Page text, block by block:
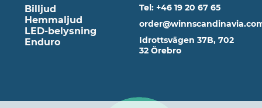
Billjud
Hemmaljud
LED-belysning
Enduro
Tel: +46 19 20 67 65
Idrottsvägen 37B, 702
32 Örebro